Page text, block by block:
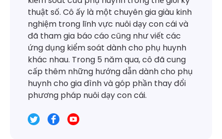
thuật số. Cô ấy là một chuyên gia giàu kinh
nghiệm trong lĩnh vực nuôi dạy con cái và
đã tham gia báo cáo cũng như viết các
ứng dụng kiểm soát dành cho phụ huynh
khác nhau. Trong 5 năm qua, cô đã cung
cấp thêm những hướng dẫn dành cho phụ
huynh cho gia đình và góp phần thay đổi
phương pháp nuôi dạy con cái.